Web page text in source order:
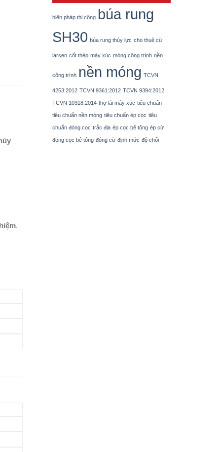
.
biện pháp thi công búa rung
SH30 búa rung thủy lực cho thuê cừ
larsen cốt thép máy xúc móng công trình nền
công trình nền móng TCVN
4253:2012 TCVN 9361:2012 TCVN 9394:2012
TCVN 10318:2014 thợ lái máy xúc tiêu chuẩn
tiêu chuẩn nền móng tiêu chuẩn ép cọc tiêu
chuẩn đóng cọc trắc địa ép cọc bê tông ép cừ
đóng cọc bê tông đóng cừ định mức độ chối